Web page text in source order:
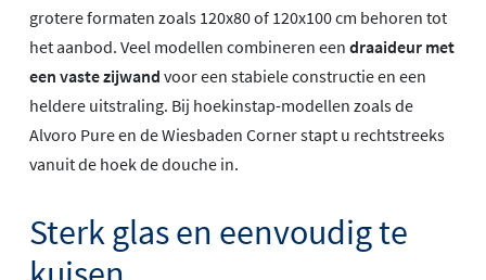
grotere formaten zoals 120x80 of 120x100 cm behoren tot
het aanbod. Veel modellen combineren een draaideur met
een vaste zijwand voor een stabiele constructie en een
heldere uitstraling. Bij hoekinstap-modellen zoals de
Alvoro Pure en de Wiesbaden Corner stapt u rechtstreeks
vanuit de hoek de douche in.
Sterk glas en eenvoudig te